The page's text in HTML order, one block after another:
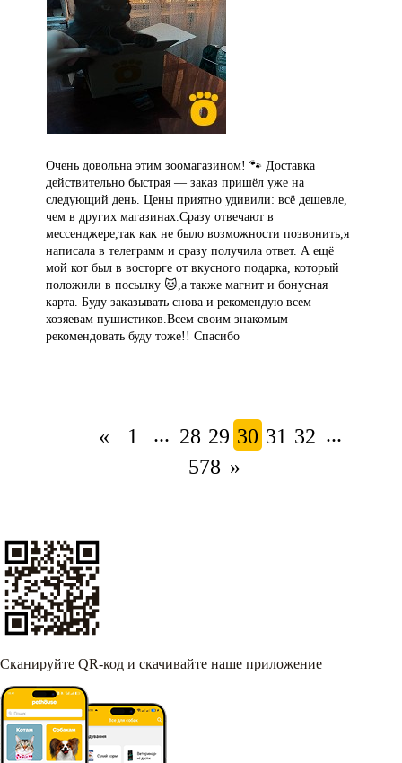
Очень довольна этим зоомагазином! 🐾 Доставка
действительно быстрая — заказ пришёл уже на
следующий день. Цены приятно удивили: всё дешевле,
чем в других магазинах.Сразу отвечают в
мессенджере,так как не было возможности позвонить,я
написала в телеграмм и сразу получила ответ. А ещё
мой кот был в восторге от вкусного подарка, который
положили в посылку 🐱,а также магнит и бонусная
карта. Буду заказывать снова и рекомендую всем
хозяевам пушистиков.Всем своим знакомым
рекомендовать буду тоже!! Спасибо
« 1 ... 28 29 30 31 32 ...
578 »
Сканируйте QR-код и скачивайте наше приложение